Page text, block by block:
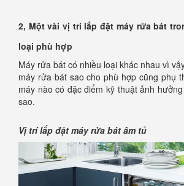
2, Một vài vị trí lắp đặt máy rửa bát
loại phù hợp
Máy rửa bát có nhiều loại khác nhau vì
máy rửa bát sao cho phù hợp cũng phụ
máy nào có đặc điểm kỹ thuật ảnh
sao.
Vị trí lắp đặt máy rửa bát âm tủ